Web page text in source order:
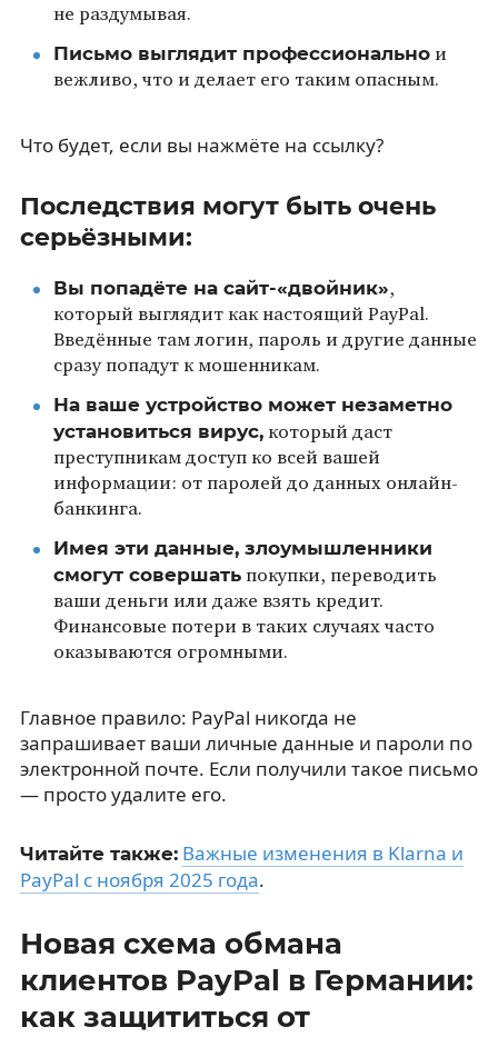
не раздумывая.
Письмо выглядит профессиональнои
вежливо, что и делает его таким опасным.
Что будет, если вы нажмёте на ссылку?
Последствия могут быть очень
серьёзными:
Вы попадёте на сайт-«двойник»,
который выглядит как настоящий PayPal.
Введённые там логин, пароль и другие данные
сразу попадут к мошенникам.
На ваше устройство может незаметно
установиться вирус,который даст
преступникам доступ ко всей вашей
информации: от паролей до данных онлайн-
банкинга.
Имея эти данные, злоумышленники
смогут совершатьпокупки, переводить
ваши деньги или даже взять кредит.
Финансовые потери в таких случаях часто
оказываются огромными.
Главное правило: PayPal никогда не
запрашивает ваши личные данные и пароли по
электронной почте. Если получили такое письмо
— просто удалите его.
Читайте также: Важные изменения в Klarna и
PayPal с ноября 2025 года.
Новая схема обмана
клиентов PayPal в Германии:
как защититься от